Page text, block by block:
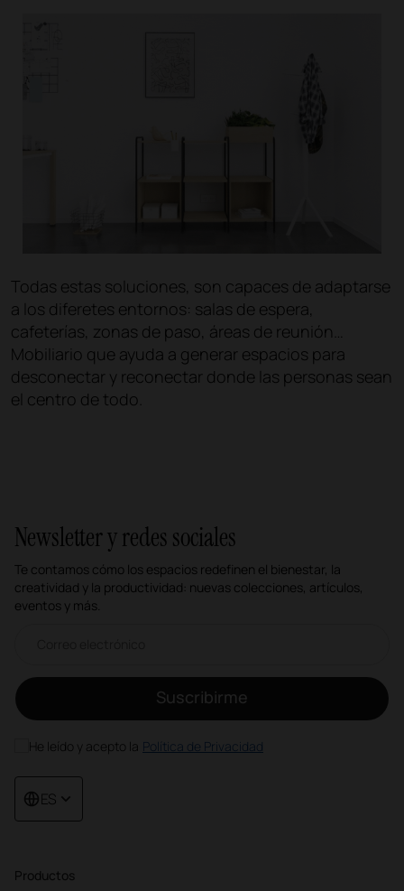
Todas estas soluciones, son capaces de adaptarse
a los diferetes entornos: salas de espera,
cafeterías, zonas de paso, áreas de reunión…
Mobiliario que ayuda a generar espacios para
desconectar y reconectar donde las personas sean
el centro de todo.
Productos
Newsletter y redes sociales
Te contamos cómo los espacios redefinen el bienestar, la
creatividad y la productividad: nuevas colecciones, artículos,
eventos y más.
Suscribirme
He leído y acepto la Política de Privacidad
ES